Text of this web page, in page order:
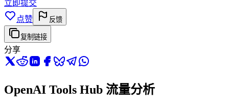
立即提交
点赞
反馈
复制链接
分享
OpenAI Tools Hub 流量分析